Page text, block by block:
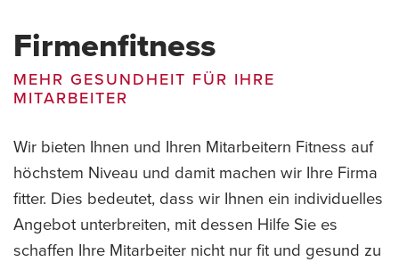
Firmenfitness
MEHR GESUNDHEIT FÜR IHRE
MITARBEITER
Wir bieten Ihnen und Ihren Mitarbeitern Fitness auf
höchstem Niveau und damit machen wir Ihre Firma
fitter. Dies bedeutet, dass wir Ihnen ein individuelles
Angebot unterbreiten, mit dessen Hilfe Sie es
schaffen Ihre Mitarbeiter nicht nur fit und gesund zu